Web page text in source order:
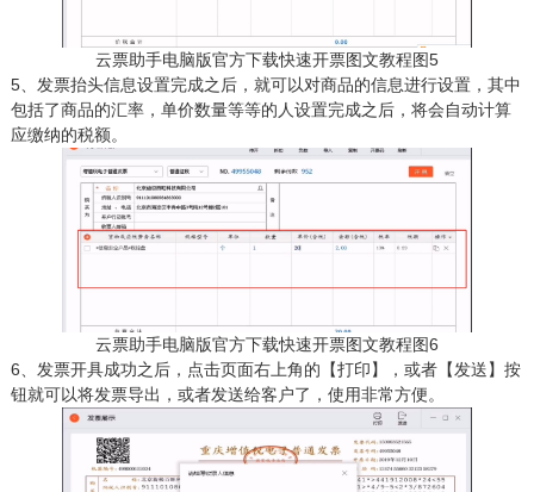
云票助手电脑版官方下载快速开票图文教程图5
5、发票抬头信息设置完成之后，就可以对商品的信息进行设置，其中
包括了商品的汇率，单价数量等等的人设置完成之后，将会自动计算
应缴纳的税额。
云票助手电脑版官方下载快速开票图文教程图6
6、发票开具成功之后，点击页面右上角的【打印】，或者【发送】按
钮就可以将发票导出，或者发送给客户了，使用非常方便。